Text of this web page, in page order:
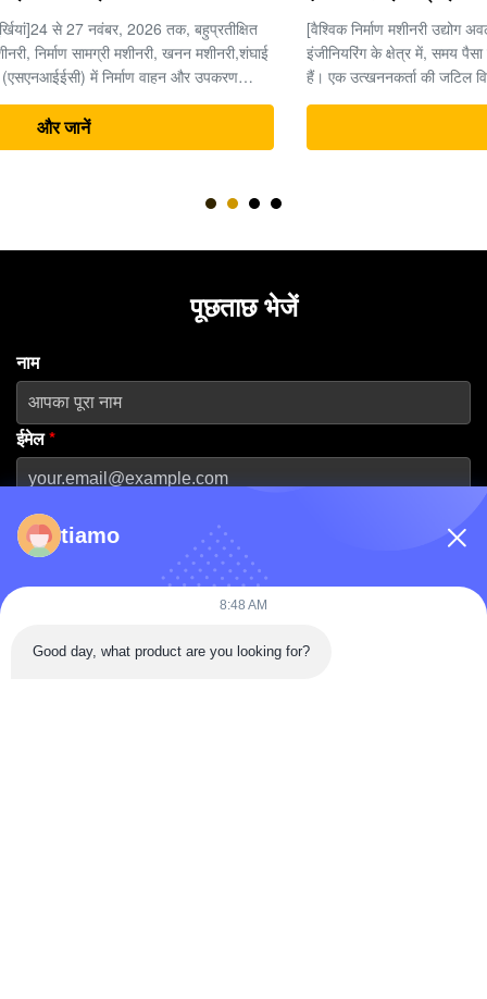
[वैश्विक निर्माण मशीनरी उद्योग अवलोकन] भारी मशीनरी और अर्थमूविंग
इंजीनियरिंग के क्षेत्र में, समय पैसा है, और उत्खननकर्ता पूरी परियोजना का "दिल"
हैं। एक उत्खननकर्ता की जटिल विद्युत प्रणाली के भीतर, अंतिम ड्राइव (ट्रैवल
मोटर और रेड्यूसर असेंबली) उच्च दबाव वाली हाइड्रोलिक ऊर्जा को यांत्रिक
ड्राइविंग बल ...
पूछताछ भेजें
नाम
ईमेल*
फ़ोन नंबर
कंपनी का नाम
tiamo
8:48 AM
Good day, what product are you looking for?